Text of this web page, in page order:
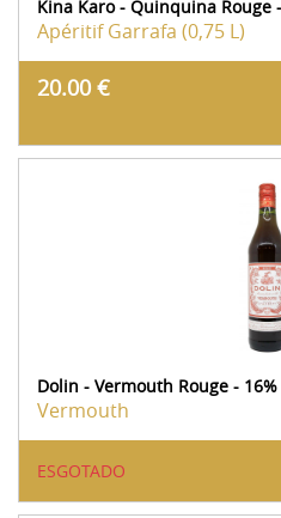
Kina Karo - Quinquina Rouge
ApéritifGarrafa (0,75 L)
20.00 €
Dolin - Vermouth Rouge - 16%
Vermouth
ESGOTADO